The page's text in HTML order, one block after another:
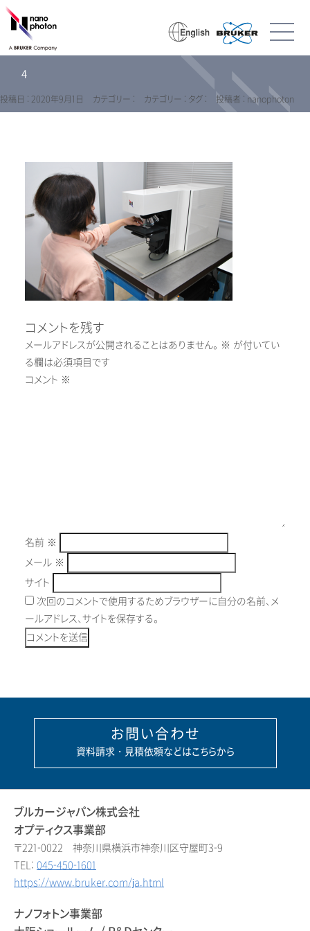
4
投稿日 : 2020年9月1日 カテゴリー : カテゴリー : タグ : 投稿者 : nanophoton
コメントを残す
メールアドレスが公開されることはありません。 ※ が付いてい
る欄は必須項目です
コメント ※
名前 ※
メール ※
サイト
次回のコメントで使用するためブラウザーに自分の名前、メ
ールアドレス、サイトを保存する。
お問い合わせ
資料請求・見積依頼などはこちらから
ブルカージャパン株式会社
オプティクス事業部
〒221-0022 神奈川県横浜市神奈川区守屋町3-9
TEL: 045-450-1601
https://www.bruker.com/ja.html
ナノフォトン事業部